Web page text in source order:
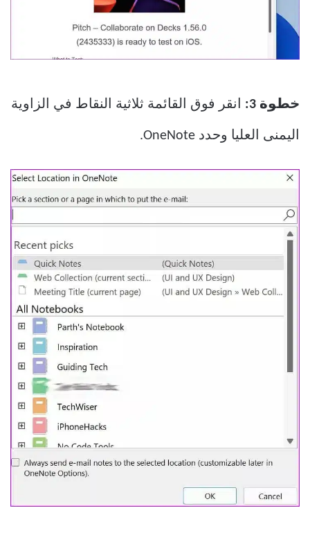
خطوة 3: انقر فوق القائمة ثلاثية النقاط في الزاوية
اليمنى العليا وحدد OneNote.